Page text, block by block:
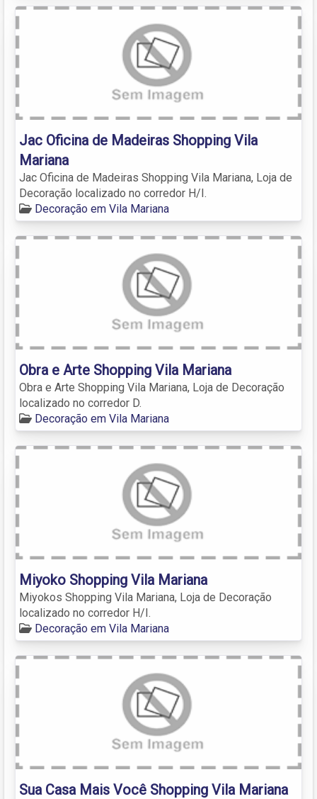
Jac Oficina de Madeiras Shopping Vila
Mariana
Jac Oficina de Madeiras Shopping Vila Mariana, Loja de
Decoração localizado no corredor H/I.
Decoração em Vila Mariana
Obra e Arte Shopping Vila Mariana
Obra e Arte Shopping Vila Mariana, Loja de Decoração
localizado no corredor D.
Decoração em Vila Mariana
Miyoko Shopping Vila Mariana
Miyokos Shopping Vila Mariana, Loja de Decoração
localizado no corredor H/I.
Decoração em Vila Mariana
Sua Casa Mais Você Shopping Vila Mariana